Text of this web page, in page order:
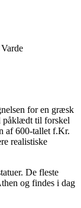
for en græsk
påklædt til forskel
af 600-tallet f.Kr.
realistiske
De fleste
og findes i dag